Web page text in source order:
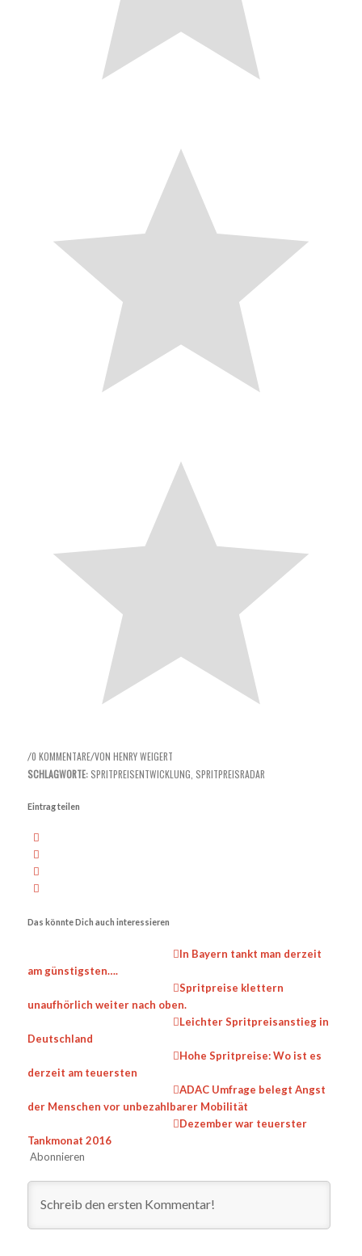
/0 KOMMENTARE/VON HENRY WEIGERT
SCHLAGWORTE: SPRITPREISENTWICKLUNG, SPRITPREISRADAR
Eintrag teilen
Das könnte Dich auch interessieren
In Bayern tankt man derzeit
am günstigsten….
Spritpreise klettern
unaufhörlich weiter nach oben.
Leichter Spritpreisanstieg in
Deutschland
Hohe Spritpreise: Wo ist es
derzeit am teuersten
ADAC Umfrage belegt Angst
der Menschen vor unbezahlbarer Mobilität
Dezember war teuerster
Tankmonat 2016
Abonnieren